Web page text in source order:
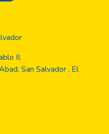
II,
San Salvador , El